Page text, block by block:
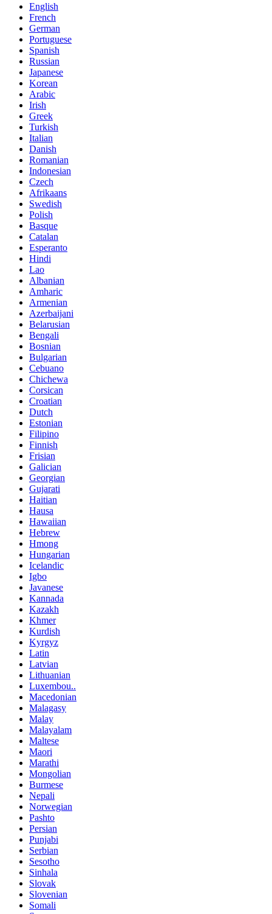
English
French
German
Portuguese
Spanish
Russian
Japanese
Korean
Arabic
Irish
Greek
Turkish
Italian
Danish
Romanian
Indonesian
Czech
Afrikaans
Swedish
Polish
Basque
Catalan
Esperanto
Hindi
Lao
Albanian
Amharic
Armenian
Azerbaijani
Belarusian
Bengali
Bosnian
Bulgarian
Cebuano
Chichewa
Corsican
Croatian
Dutch
Estonian
Filipino
Finnish
Frisian
Galician
Georgian
Gujarati
Haitian
Hausa
Hawaiian
Hebrew
Hmong
Hungarian
Icelandic
Igbo
Javanese
Kannada
Kazakh
Khmer
Kurdish
Kyrgyz
Latin
Latvian
Lithuanian
Luxembou..
Macedonian
Malagasy
Malay
Malayalam
Maltese
Maori
Marathi
Mongolian
Burmese
Nepali
Norwegian
Pashto
Persian
Punjabi
Serbian
Sesotho
Sinhala
Slovak
Slovenian
Somali